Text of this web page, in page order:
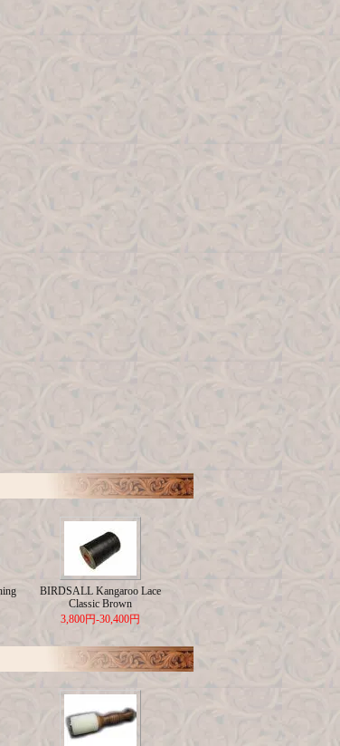
BIRDSALL Kangaroo Lace
Classic Brown
3,800円-30,400円